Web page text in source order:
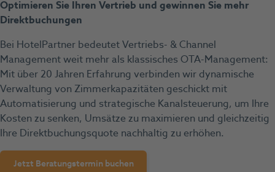
Optimieren Sie Ihren Vertrieb und gewinnen Sie mehr
Direktbuchungen
Bei HotelPartner bedeutet Vertriebs- & Channel
Management weit mehr als klassisches OTA-Management:
Mit über 20 Jahren Erfahrung verbinden wir dynamische
Verwaltung von Zimmerkapazitäten geschickt mit
Automatisierung und strategische Kanalsteuerung, um Ihre
Kosten zu senken, Umsätze zu maximieren und gleichzeitig
Ihre Direktbuchungsquote nachhaltig zu erhöhen.
Jetzt Beratungstermin buchen